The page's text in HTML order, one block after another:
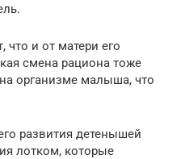
что и от матери его
смена рациона тоже
организме малыша, что
развития детенышей
лотком, которые